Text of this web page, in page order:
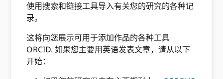
使用搜索和链接工具导入有关您的研究的各种记
录。
这将向您展示可用于添加作品的各种工具
ORCID. 如果您主要用英语发表文章，请从以下
开始：